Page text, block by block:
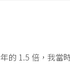
的 1.5 倍，我當